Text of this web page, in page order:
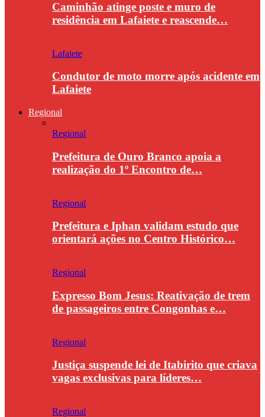
Caminhão atinge poste e muro de
residência em Lafaiete e reascende…
Lafaiete
Condutor de moto morre após acidente em
Lafaiete
Regional
Regional
Prefeitura de Ouro Branco apoia a
realização do 1º Encontro de…
Regional
Prefeitura e Iphan validam estudo que
orientará ações no Centro Histórico…
Regional
Expresso Bom Jesus: Reativação de trem
de passageiros entre Congonhas e…
Regional
Justiça suspende lei de Itabirito que criava
vagas exclusivas para líderes…
Regional